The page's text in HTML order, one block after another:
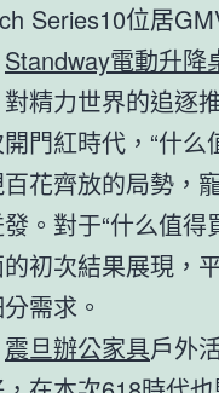
Series10位居
Standway電動升降
對精力世界的追逐
門紅時代，“什
花齊放的局勢，
。對于“什么值
初次結果展現，
需求。
震旦辦公家具戶外